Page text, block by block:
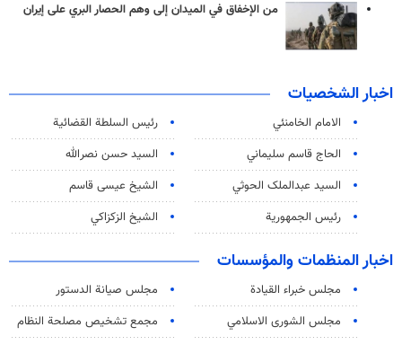
من الإخفاق في الميدان إلى وهم الحصار البري على إيران
اخبار الشخصيات
الامام الخامنئي
رئیس السلطة القضائیة
الحاج قاسم سليماني
السيد حسن نصرالله
السید عبدالملک الحوثي
الشيخ عيسى قاسم
رئيس الجمهورية
الشيخ الزكزاكي
اخبار المنظمات والمؤسسات
مجلس خبراء القيادة
مجلس صيانة الدستور
مجلس الشورى الاسلامي
مجمع تشخيص مصلحة النظام